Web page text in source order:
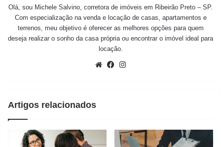
Olá, sou Michele Salvino, corretora de imóveis em Ribeirão Preto – SP.
Com especialização na venda e locação de casas, apartamentos e
terrenos, meu objetivo é oferecer as melhores opções para quem
deseja realizar o sonho da casa própria ou encontrar o imóvel ideal para
locação.
WebsiteFacebook
Artigos relacionados